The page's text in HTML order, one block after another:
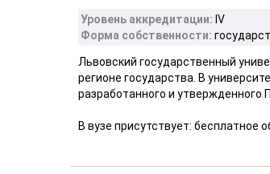
Уровень аккредитации: IV
Форма собственности:
Львовский государственный
регионе государства. В
разработанного и утвержденного
В вузе присутствует: бесплатное